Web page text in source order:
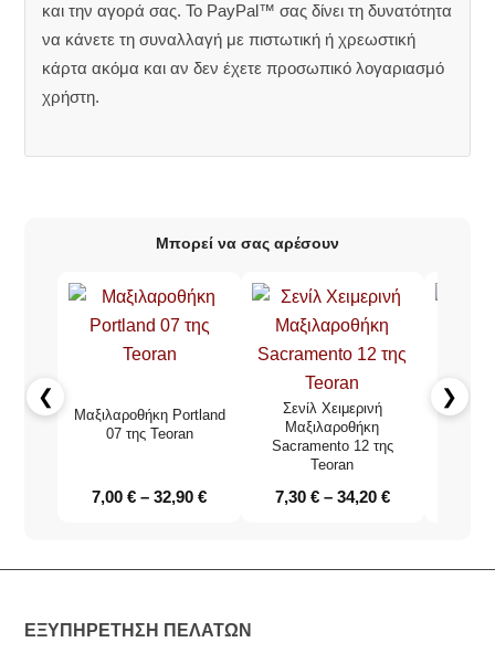
και την αγορά σας. Το PayPal™ σας δίνει τη δυνατότητα
να κάνετε τη συναλλαγή με πιστωτική ή χρεωστική
κάρτα ακόμα και αν δεν έχετε προσωπικό λογαριασμό
χρήστη.
Μπορεί να σας αρέσουν
❮
Μαξιλαροθήκη Portland
07 της Teoran
7,00€ – 32,90€
Σενίλ Χειμερινή
Μαξιλαροθήκη
Sacramento 12 της
Teoran
7,30 € – 34,20 €
❯
ΕΞΥΠΗΡΕΤΗΣΗ ΠΕΛΑΤΩΝ